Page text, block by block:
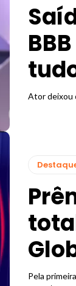
Ator deixou
Pela